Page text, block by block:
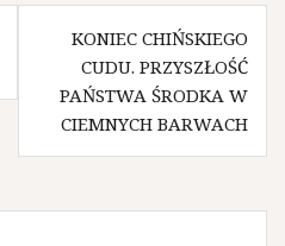
KONIEC CHIŃSKIEGO
CUDU. PRZYSZŁOŚĆ
PAŃSTWA ŚRODKA W
CIEMNYCH BARWACH